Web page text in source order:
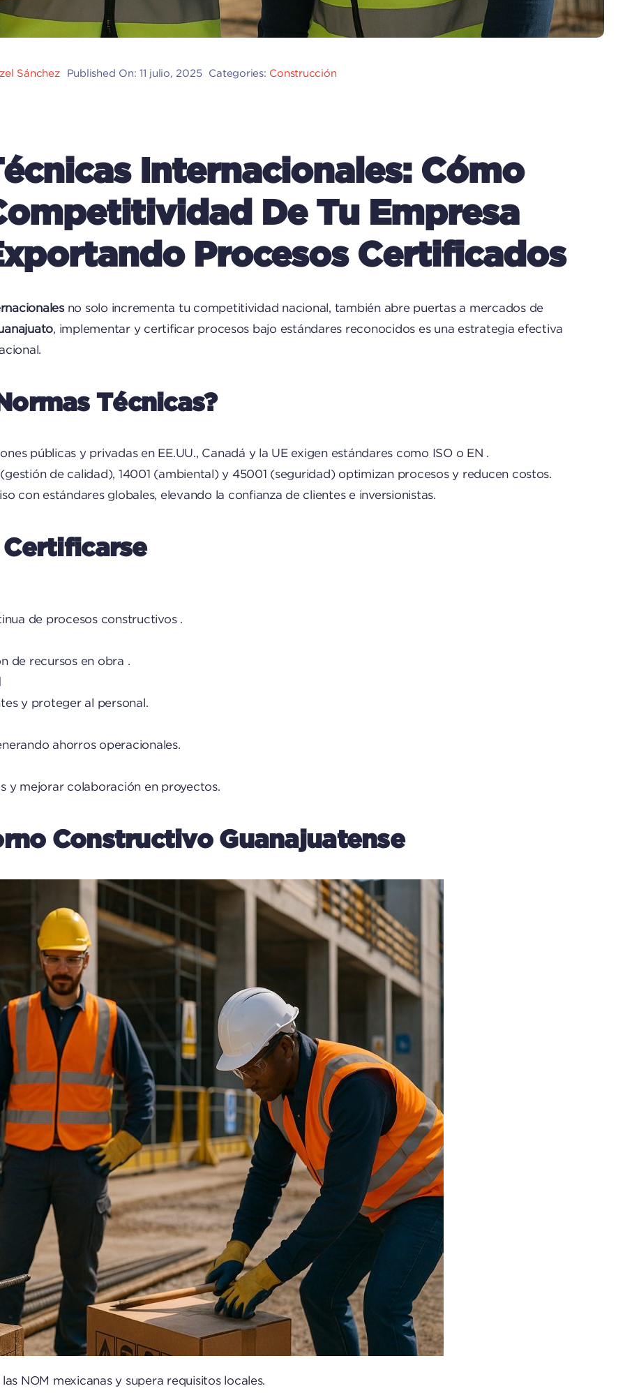
Sánchez Published On: 11 julio, 2025 Categories: Construcción
Internacionales: Cómo
De Tu Empresa
Procesos Certificados
no solo incrementa tu competitividad nacional, también abre puertas a mercados de
, implementar y certificar procesos bajo estándares reconocidos es una estrategia efectiva
Técnicas?
públicas y privadas en EE.UU., Canadá y la UE exigen estándares como ISO o EN .
de calidad), 14001 (ambiental) y 45001 (seguridad) optimizan procesos y reducen costos.
con estándares globales, elevando la confianza de clientes e inversionistas.
de procesos constructivos .
de recursos en obra .
y proteger al personal.
ahorros operacionales.
y mejorar colaboración en proyectos.
Constructivo Guanajuatense
NOM mexicanas y supera requisitos locales.